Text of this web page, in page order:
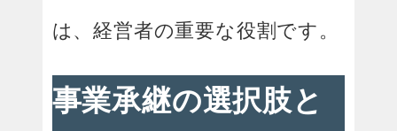
は、経営者の重要な役割です。
事業承継の選択肢と